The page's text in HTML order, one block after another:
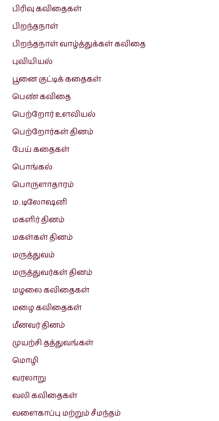
பிரிவு கவிதைகள்
பிறந்தநாள்
பிறந்தநாள் வாழ்த்துக்கள் கவிதை
புவியியல்
பூனை குட்டிக் கதைகள்
பெண் கவிதை
பெற்றோர் உளவியல்
பெற்றோர்கள் தினம்
பேய் கதைகள்
பொங்கல்
பொருளாதாரம்
ம. டிலோஷனி
மகளிர் தினம்
மகள்கள் தினம்
மருத்துவம்
மருத்துவர்கள் தினம்
மழலை கவிதைகள்
மழை கவிதைகள்
மீனவர் தினம்
முயற்சி தத்துவங்கள்
மொழி
வரலாறு
வலி கவிதைகள்
வளைகாப்பு மற்றும் சீமந்தம்